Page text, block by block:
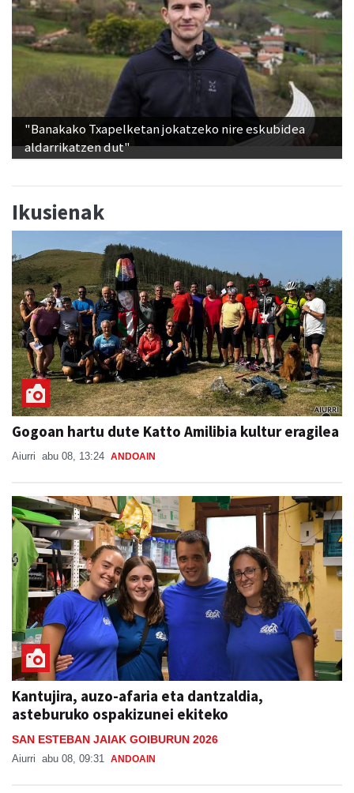
"Banakako Txapelketan jokatzeko nire eskubidea
aldarrikatzen dut"
Ikusienak
Gogoan hartu dute Katto Amilibia kultur eragilea
Aiurri abu 08, 13:24 ANDOAIN
Kantujira, auzo-afaria eta dantzaldia,
asteburuko ospakizunei ekiteko
SAN ESTEBAN JAIAK GOIBURUN 2026
Aiurri abu 08, 09:31 ANDOAIN